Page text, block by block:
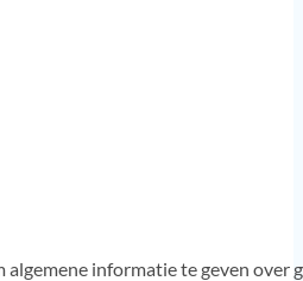
algemene informatie te geven